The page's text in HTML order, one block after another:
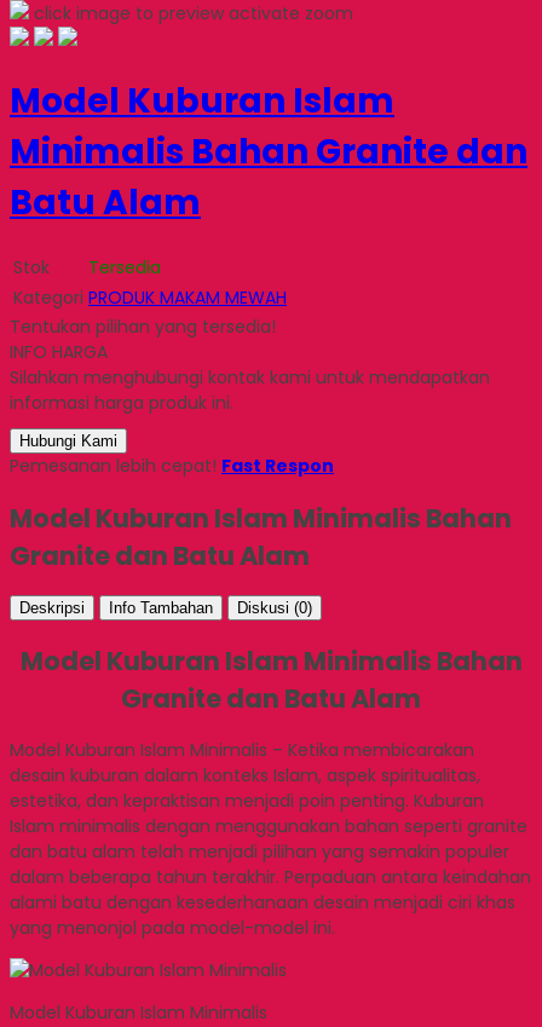
click image to preview activate zoom
Model Kuburan Islam
Minimalis Bahan Granite dan
Batu Alam
Stok
Tersedia
Kategori PRODUK MAKAM MEWAH
Tentukan pilihan yang tersedia!
INFO HARGA
Silahkan menghubungi kontak kami untuk mendapatkan
informasi harga produk ini.
Hubungi Kami
Pemesanan lebih cepat! Fast Respon
Model Kuburan Islam Minimalis Bahan
Granite dan Batu Alam
Deskripsi Info Tambahan Diskusi (0)
Model Kuburan Islam Minimalis Bahan
Granite dan Batu Alam
Model Kuburan Islam Minimalis – Ketika membicarakan
desain kuburan dalam konteks Islam, aspek spiritualitas,
estetika, dan kepraktisan menjadi poin penting. Kuburan
Islam minimalis dengan menggunakan bahan seperti granite
dan batu alam telah menjadi pilihan yang semakin populer
dalam beberapa tahun terakhir. Perpaduan antara keindahan
alami batu dengan kesederhanaan desain menjadi ciri khas
yang menonjol pada model-model ini.
Model Kuburan Islam Minimalis